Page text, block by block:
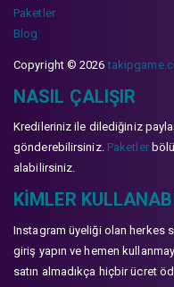
Paketler
Blog
Copyright © 2026
NASIL ÇALIŞIR
Kredileriniz ile dilediğiniz
gönderebilirsiniz. Paketler
alabilirsiniz.
KIMLER
Instagram üyeliği olan herkes
giriş yapın ve hemen
satın almadıkça hiçbir ücret